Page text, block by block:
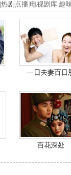
热剧点播 电视剧库 趣
一日夫妻百日
百花深处